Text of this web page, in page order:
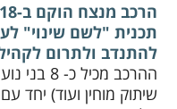
תכנית "לשם שינוי"
להתנדב ולתרום
ההרכב
שיתוק מוחין ועוד) יחד